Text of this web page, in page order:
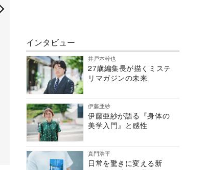
インタビュー
井戸本幹也
27歳編集長が描くミステ
リマガジンの未来
伊藤亜紗
伊藤亜紗が語る『身体の
美学入門』と感性
真門浩平
日常を驚きに変える新